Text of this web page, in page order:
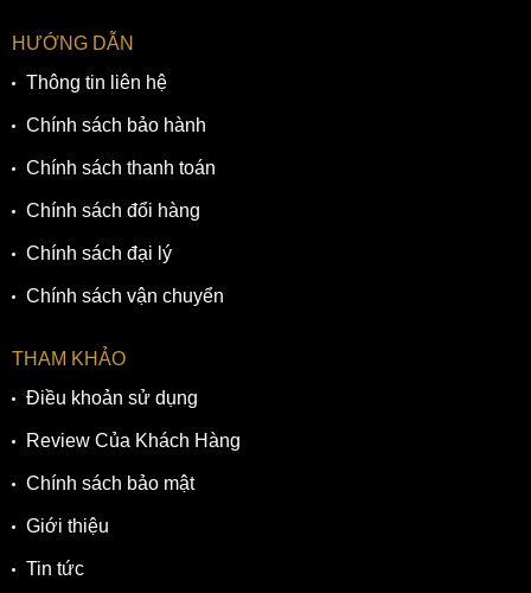
HƯỚNG DẪN
Thông tin liên hệ
Chính sách bảo hành
Chính sách thanh toán
Chính sách đổi hàng
Chính sách đại lý
Chính sách vận chuyển
THAM KHẢO
Điều khoản sử dụng
Review Của Khách Hàng
Chính sách bảo mật
Giới thiệu
Tin tức